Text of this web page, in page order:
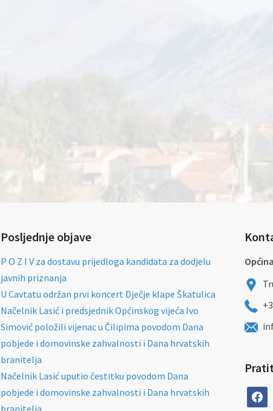
Posljednje objave
P O Z I V za dostavu prijedloga kandidata za dodjelu
javnih priznanja
U Cavtatu održan prvi koncert Dječje klape Škatulica
Načelnik Lasić i predsjednik Općinskog vijeća Ivo
Simović položili vijenac u Čilipima povodom Dana
pobjede i domovinske zahvalnosti i Dana hrvatskih
branitelja
Načelnik Lasić uputio čestitku povodom Dana
pobjede i domovinske zahvalnosti i Dana hrvatskih
branitelja